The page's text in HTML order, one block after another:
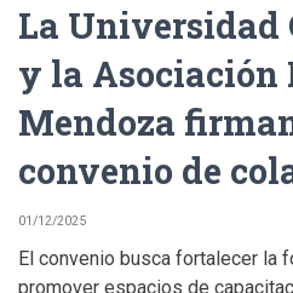
La Universidad
y la Asociación
Mendoza
convenio de
01/12/2025
El convenio busca fortalecer la
promover espacios de